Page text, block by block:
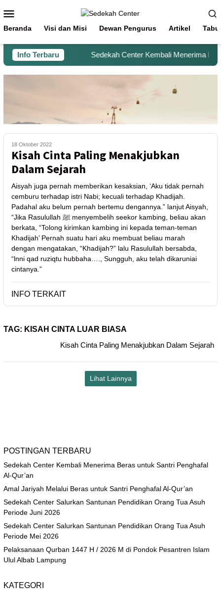
Beranda Visi dan Misi Dewan Pengurus Artikel
Info Terbaru Sedekah Center Kembali Menerima
18 Oktober 2022
Kisah Cinta Paling Menakjubkan
Dalam Sejarah
Aisyah juga pernah memberikan kesaksian, ‘Aku tidak pernah
cemburu terhadap istri Nabi; kecuali terhadap Khadijah.
Padahal aku belum pernah bertemu dengannya.” lanjut Aisyah,
“Jika Rasulullah ﷺ menyembelih seekor kambing, beliau akan
berkata, “Tolong kirimkan kambing ini kepada teman-teman
Khadijah’ Pernah suatu hari aku membuat beliau marah
dengan mengatakan, “Khadijah?” lalu Rasulullah bersabda,
“lnni qad ruziqtu hubbaha…., Sungguh, aku telah dikaruniai
cintanya.”
INFO TERKAIT
TAG: KISAH CINTA LUAR BIASA
Kisah Cinta Paling Menakjubkan Dalam Sejarah
Lihat Lainnya
POSTINGAN TERBARU
Sedekah Center Kembali Menerima Beras untuk Santri Penghafal
Al-Qur’an
Amal Jariyah Melalui Beras untuk Santri Penghafal Al-Qur’an
Sedekah Center Salurkan Santunan Pendidikan Orang Tua Asuh
Periode Juni 2026
Sedekah Center Salurkan Santunan Pendidikan Orang Tua Asuh
Periode Mei 2026
Pelaksanaan Qurban 1447 H / 2026 M di Pondok Pesantren Islam
Ulul Albab Lampung
KATEGORI